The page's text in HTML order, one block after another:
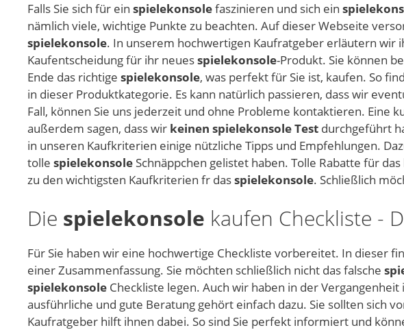
Falls Sie sich für ein spielekonsolefaszinieren und sich ein
nämlich viele, wichtige Punkte zu beachten. Auf dieser Webseite
spielekonsole. In unserem hochwertigen Kaufratgeber erläutern
Kaufentscheidung für ihr neuesspielekonsole-Produkt. Sie können
Ende das richtige spielekonsole, was perfekt für Sie ist, kaufen. So
in dieser Produktkategorie. Es kann natürlich passieren, dass wir
Fall, können Sie uns jederzeit und ohne Probleme kontaktieren.
außerdem sagen, dass wir keinen spielekonsole Test durchgeführt
in unseren Kaufkriterien einige nützliche Tipps und Empfehlungen.
tolle spielekonsole Schnäppchen gelistet haben. Tolle Rabatte für das
zu den wichtigsten Kaufkriterien fr dasspielekonsole. Schließlich
Die spielekonsole kaufen Checkliste -
Für Sie haben wir eine hochwertige Checkliste vorbereitet. In dieser
einer Zusammenfassung. Sie möchten schließlich nicht das falsche
spielekonsole Checkliste legen. Auch wir haben in der
ausführliche und gute Beratung gehört einfach dazu. Sie sollten sich
Kaufratgeber hilft ihnen dabei. So sind Sie perfekt informiert und